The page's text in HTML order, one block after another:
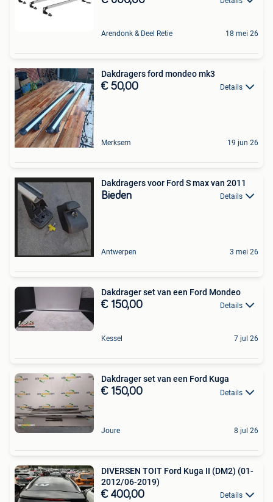
Arendonk & Deel Retie 18 mei 26
Dakdragers ford mondeo mk3
€ 50,00 Details
Merksem 19 jun 26
Dakdragers voor Ford S max van 2011
Bieden Details
Antwerpen 3 mei 26
Dakdrager set van een Ford Mondeo
€ 150,00 Details
Kessel 7 jul 26
Dakdrager set van een Ford Kuga
€ 150,00 Details
Joure 8 jul 26
DIVERSEN TOIT Ford Kuga II (DM2) (01-
2012/06-2019)
€ 400,00 Details